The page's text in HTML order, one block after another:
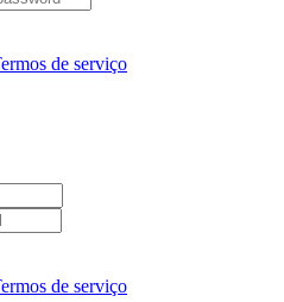
de serviço
de serviço